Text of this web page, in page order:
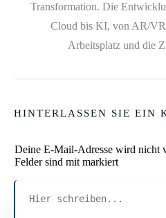
Transformation. Die
Cloud bis KI, von AR/
Arbeitsplatz und die
HINTERLASSEN SIE EIN
Deine E-Mail-Adresse wird nicht
Felder sind mit markiert